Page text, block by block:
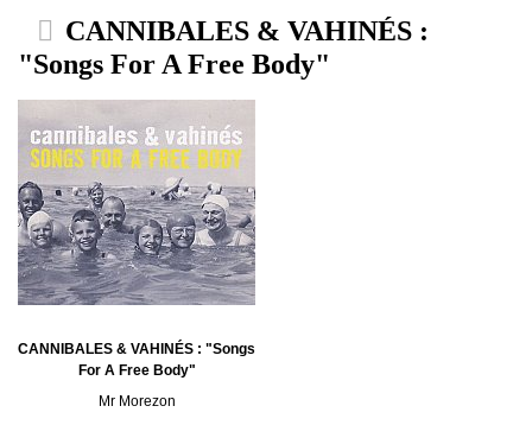
CANNIBALES & VAHINÉS :
"Songs For A Free Body"
CANNIBALES & VAHINÉS : "Songs
For A Free Body"
Mr Morezon